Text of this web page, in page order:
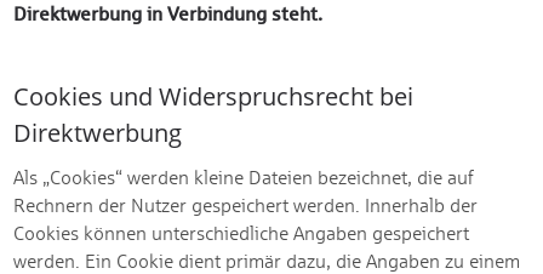
Direktwerbung in Verbindung steht.
Cookies und Widerspruchsrecht bei
Direktwerbung
Als „Cookies“ werden kleine Dateien bezeichnet, die auf
Rechnern der Nutzer gespeichert werden. Innerhalb der
Cookies können unterschiedliche Angaben gespeichert
werden. Ein Cookie dient primär dazu, die Angaben zu einem